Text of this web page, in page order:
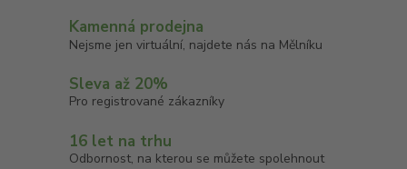
Kamenná prodejna
Nejsme jen virtuální, najdete nás na Mělníku
Sleva až 20%
Pro registrované zákazníky
16 let na trhu
Odbornost, na kterou se můžete spolehnout